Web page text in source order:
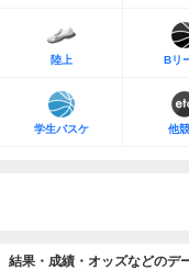
陸上 Bリ
学生バスケ 他
結果・成績・オッズなどのデ